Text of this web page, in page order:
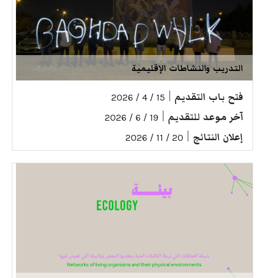
التدريب والنشاطات الإقليمية
فتح باب التقديم 15 / 4 / 2026
آخر موعد للتقديم 19 / 6 / 2026
إعلان النتائج 20 / 11 / 2026